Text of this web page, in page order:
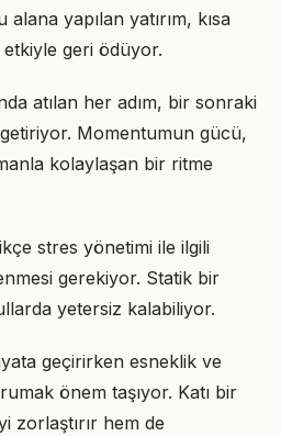
yapılan yatırım, kısa
geri ödüyor.
atılan her adım, bir sonraki
getiriyor. Momentumun gücü,
kolaylaşan bir ritme
stres yönetimi ile ilgili
gerekiyor. Statik bir
yetersiz kalabiliyor.
geçirirken esneklik ve
önem taşıyor. Katı bir
zorlaştırır hem de